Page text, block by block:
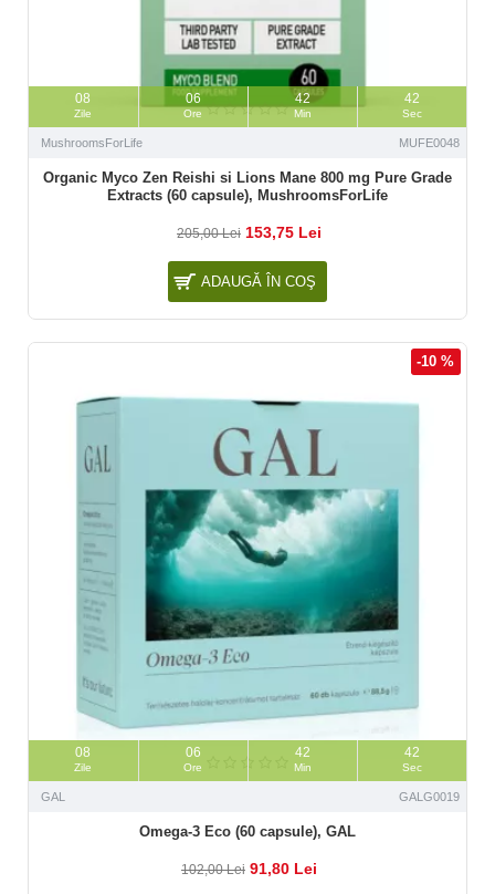
08
Zile
06
Ore
42
Min
41
Sec
MushroomsForLife MUFE0048
Organic Myco Zen Reishi si Lions Mane 800 mg Pure Grade
Extracts (60 capsule), MushroomsForLife
205,00 Lei 153,75 Lei
ADAUGĂ ÎN COŞ
-10 %
08
Zile
06
Ore
42
Min
41
Sec
GAL GALG0019
Omega-3 Eco (60 capsule), GAL
102,00 Lei 91,80 Lei